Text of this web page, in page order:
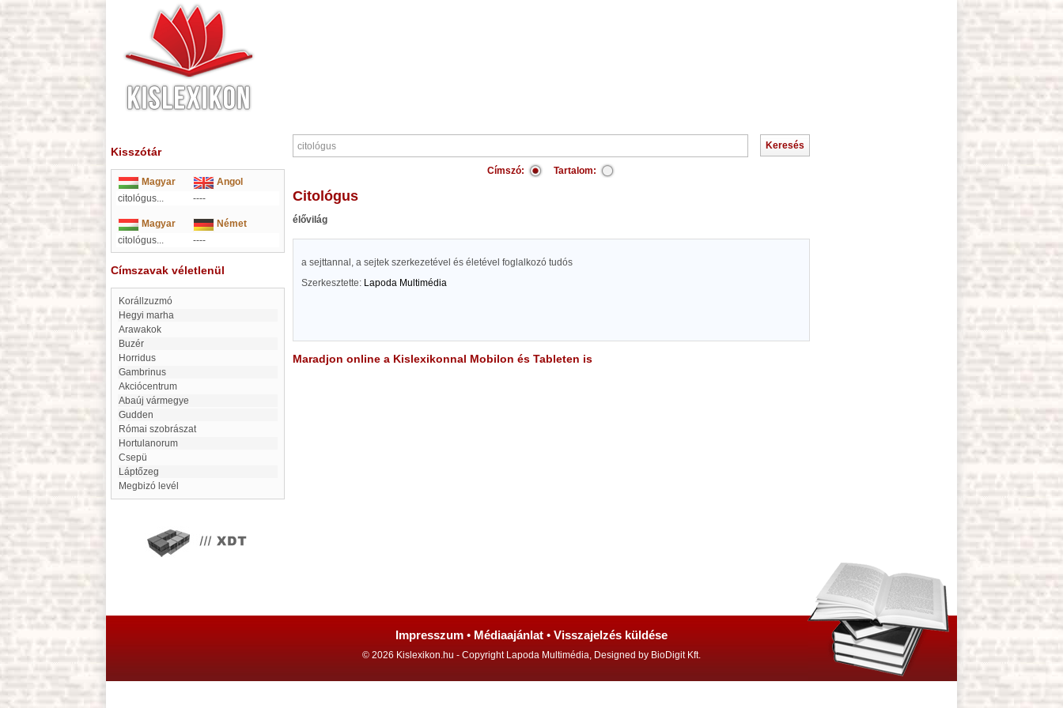
Kisszótár
Magyar
Angol
citológus...
----
Magyar
Német
citológus...
----
Címszavak véletlenül
Korállzuzmó
Hegyi marha
arawakok
Buzér
Horridus
Gambrinus
akciócentrum
Abaúj vármegye
Gudden
Római szobrászat
Hortulanorum
Csepü
Láptőzeg
Megbizó levél
Címszó: Tartalom:
citológus
élővilág
a sejttannal, a sejtek szerkezetével és életével foglalkozó tudós
Szerkesztette: Lapoda Multimédia
Maradjon online a Kislexikonnal Mobilon és Tableten is
Impresszum • Médiaajánlat • Visszajelzés küldése
© 2026 Kislexikon.hu - Copyright Lapoda Multimédia, Designed by BioDigit Kft.